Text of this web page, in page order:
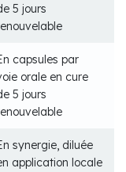
5 jours
capsules par
orale en cure
5 jours
synergie, diluée
application locale